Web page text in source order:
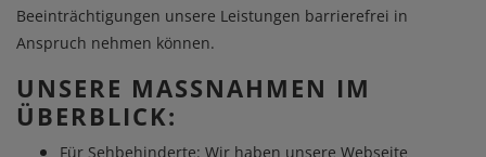
Beeinträchtigungen unsere Leistungen barrierefrei in
Anspruch nehmen können.
UNSERE MASSNAHMEN IM Ü
BERBLICK:
Für Sehbehinderte: Wir haben unsere Webseite